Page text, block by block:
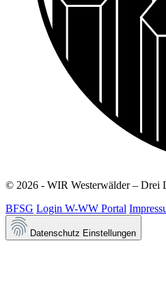
© 2026 - WIR Westerwälder – Drei
BFSG Login W-WW Portal
Datenschutz Einstellungen